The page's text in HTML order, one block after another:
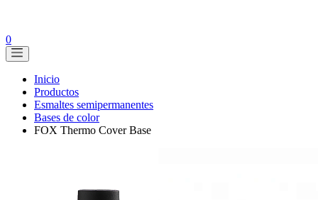
0
Inicio
Productos
Esmaltes semipermanentes
Bases de color
FOX Thermo Cover Base